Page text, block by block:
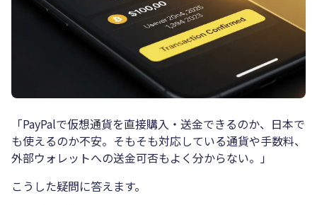
「PayPalで仮想通貨を直接購入・送金できるのか、日本で
も使えるのか不安。そもそも対応している通貨や手数料、
外部ウォレットへの送金可否もよく分からない。」
こうした疑問に答えます。